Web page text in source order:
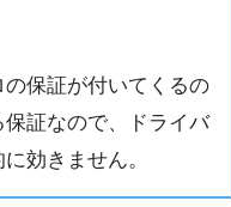
保証が付いてくるの
証なので、ドライバ
効きません。